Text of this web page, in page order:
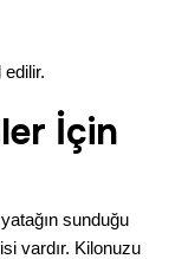
İçin
sunduğu
vardır. Kilonuzu